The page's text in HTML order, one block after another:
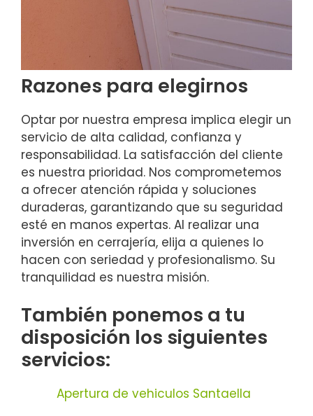
Razones para elegirnos
Optar por nuestra empresa implica elegir un
servicio de alta calidad, confianza y
responsabilidad. La satisfacción del cliente
es nuestra prioridad. Nos comprometemos
a ofrecer atención rápida y soluciones
duraderas, garantizando que su seguridad
esté en manos expertas. Al realizar una
inversión en cerrajería, elija a quienes lo
hacen con seriedad y profesionalismo. Su
tranquilidad es nuestra misión.
También ponemos a tu
disposición los siguientes
servicios:
Apertura de vehiculos Santaella